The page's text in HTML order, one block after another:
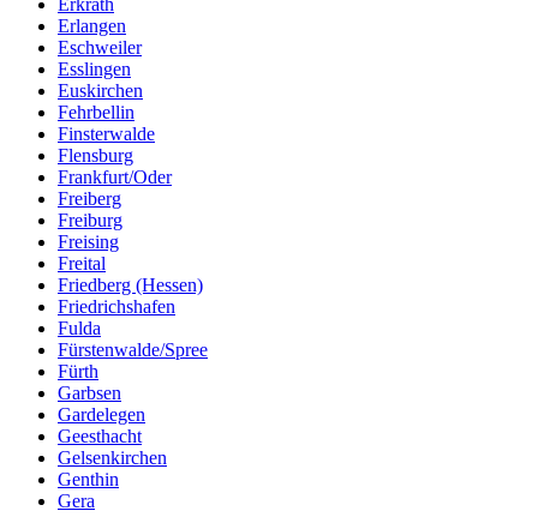
Erkrath
Erlangen
Eschweiler
Esslingen
Euskirchen
Fehrbellin
Finsterwalde
Flensburg
Frankfurt/Oder
Freiberg
Freiburg
Freising
Freital
Friedberg (Hessen)
Friedrichshafen
Fulda
Fürstenwalde/Spree
Fürth
Garbsen
Gardelegen
Geesthacht
Gelsenkirchen
Genthin
Gera